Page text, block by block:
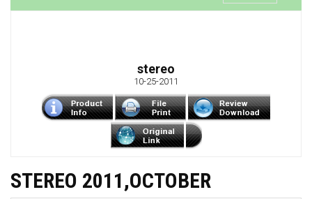
stereo
10-25-2011
STEREO 2011,OCTOBER